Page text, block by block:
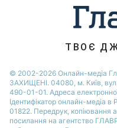
Новини Рівного
ТВОЄ
© 2002-2026 Онлайн-медіа
ЗАХИЩЕНІ. 04080, м. Київ,
490-01-01. Адреса
Ідентифікатор онлайн-медіа в
01822. Передрук, копіювання
посилання на агентство